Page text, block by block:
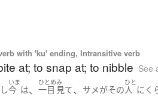
with 'ku' ending, Intransitive verb
at; to snap at; to nibble See
いま
今 は、
ひとめ
一目
み
見て、 サメがその
ひと
人 に く